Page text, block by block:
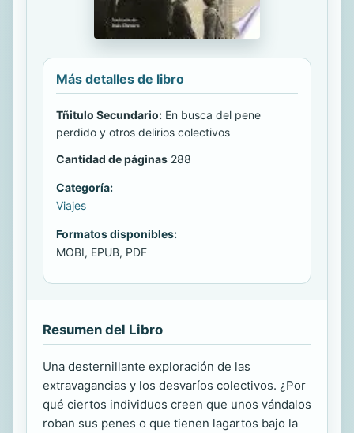
Más detalles de libro
Tñitulo Secundario: En busca del pene
perdido y otros delirios colectivos
Cantidad de páginas 288
Categoría:
Viajes
Formatos disponibles:
MOBI, EPUB, PDF
Resumen del Libro
Una desternillante exploración de las
extravagancias y los desvaríos colectivos. ¿Por
qué ciertos individuos creen que unos vándalos
roban sus penes o que tienen lagartos bajo la